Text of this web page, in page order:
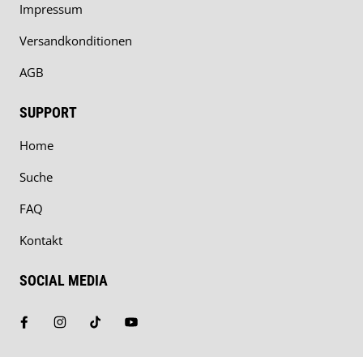
Impressum
Versandkonditionen
AGB
SUPPORT
Home
Suche
FAQ
Kontakt
SOCIAL MEDIA